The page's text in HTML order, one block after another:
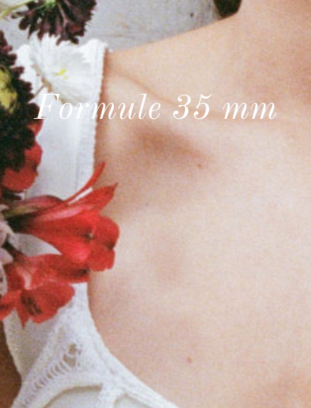
Formule 35 mm